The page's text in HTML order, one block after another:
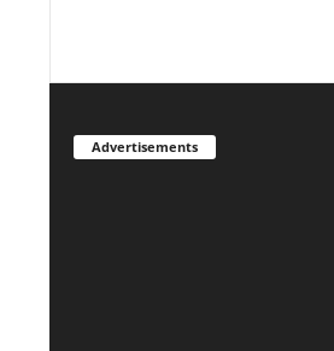
Advertisements